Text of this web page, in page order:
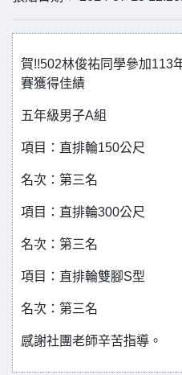
賀!!502林俊祐同學參加113
賽獲得佳績
五年級男子A組
項目：直排輪150公尺
名次：第三名
項目：直排輪300公尺
名次：第三名
項目：直排輪雙腳S型
名次：第三名
感謝社團老師辛苦指導。